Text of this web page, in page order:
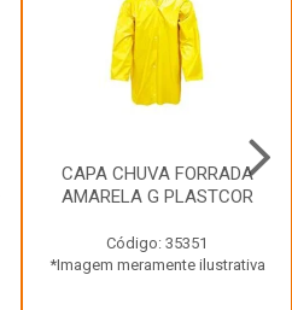
CAPA CHUVA FORRADA
AMARELA G PLASTCOR
Código: 35351
*Imagem meramente ilustrativa